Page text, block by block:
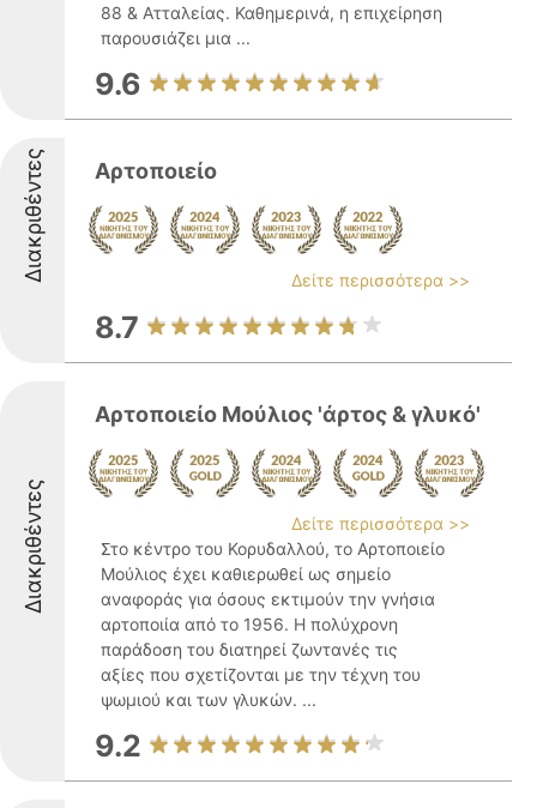
88 & Ατταλείας. Καθημερινά, η επιχείρηση
παρουσιάζει μια ...
9.6
Διακριθέντες Αρτοποιείο
Δείτε περισσότερα >>
8.7
Διακριθέντες
Αρτοποιείο Μούλιος 'άρτος & γλυκό'
Δείτε περισσότερα >>
Στο κέντρο του Κορυδαλλού, το Αρτοποιείο
Μούλιος έχει καθιερωθεί ως σημείο
αναφοράς για όσους εκτιμούν την γνήσια
αρτοποιία από το 1956. Η πολύχρονη
παράδοση του διατηρεί ζωντανές τις
αξίες που σχετίζονται με την τέχνη του
ψωμιού και των γλυκών. ...
9.2